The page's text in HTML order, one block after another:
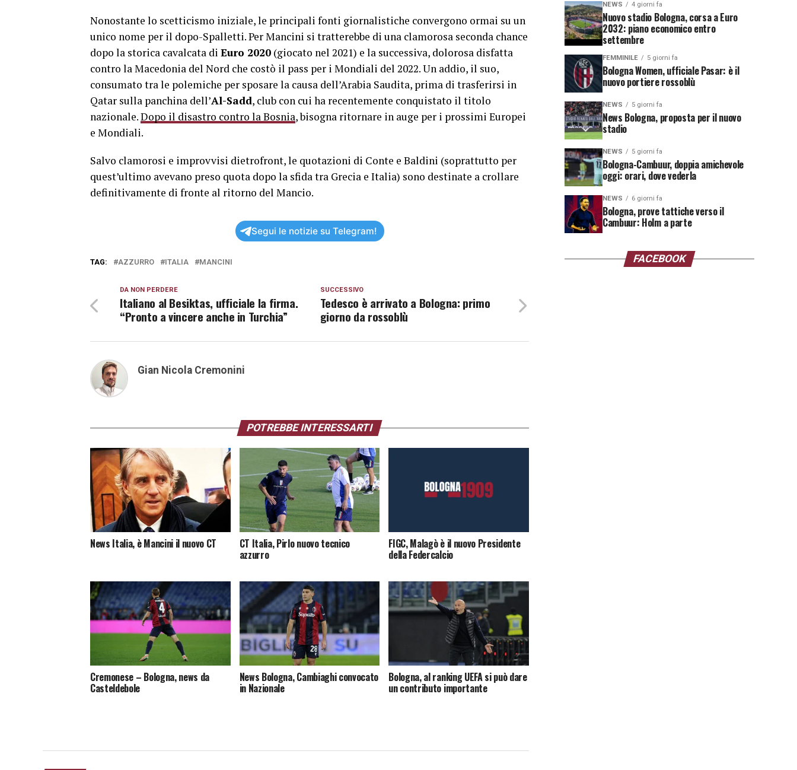
Nonostante lo scetticismo iniziale, le principali fonti giornalistiche convergono ormai su un
unico nome per il dopo-Spalletti. Per Mancini si tratterebbe di una clamorosa seconda chance
dopo la storica cavalcata di Euro 2020 (giocato nel 2021) e la successiva, dolorosa disfatta
contro la Macedonia del Nord che costò il pass per i Mondiali del 2022. Un addio, il suo,
consumato tra le polemiche per sposare la causa dell’Arabia Saudita, prima di trasferirsi in
Qatar sulla panchina dell’Al-Sadd, club con cui ha recentemente conquistato il titolo
nazionale.Dopo il disastro contro la Bosnia, bisogna ritornare in auge per i prossimi Europei
e Mondiali.
Salvo clamorosi e improvvisi dietrofront, le quotazioni di Conte e Baldini (soprattutto per
quest’ultimo avevano preso quota dopo la sfida tra Grecia e Italia) sono destinate a crollare
definitivamente di fronte al ritorno del Mancio.
Segui le notizie su Telegram!
TAG: AZZURRO ITALIA MANCINI
SUCCESSIVO
Tedesco è arrivato a Bologna: primo
giorno da rossoblù
DA NON PERDERE
Italiano al Besiktas, ufficiale la firma.
“Pronto a vincere anche in Turchia”
Gian Nicola Cremonini
POTREBBE INTERESSARTI
News Italia, è Mancini il nuovo CT CT Italia, Pirlo nuovo tecnico
azzurro
FIGC, Malagò è il nuovo Presidente
della Federcalcio
Cremonese – Bologna, news da
Casteldebole
News Bologna, Cambiaghi convocato
in Nazionale
Bologna, al ranking UEFA si può dare
un contributo importante
NEWS 4 giorni fa
Nuovo stadio Bologna, corsa a Euro
2032: piano economico entro
settembre
FEMMINILE 5 giorni fa
Bologna Women, ufficiale Pasar: è il
nuovo portiere rossoblù
NEWS 5 giorni fa
News Bologna, proposta per il nuovo
stadio
NEWS 5 giorni fa
Bologna-Cambuur, doppia amichevole
oggi: orari, dove vederla
NEWS 6 giorni fa
Bologna, prove tattiche verso il
Cambuur: Holm a parte
FACEBOOK